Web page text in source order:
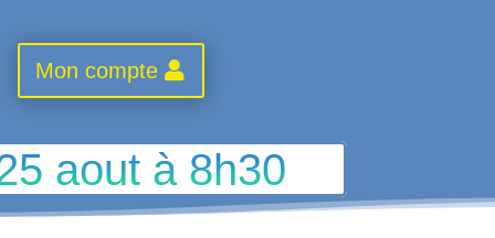
Mon compte
aout à 8h30